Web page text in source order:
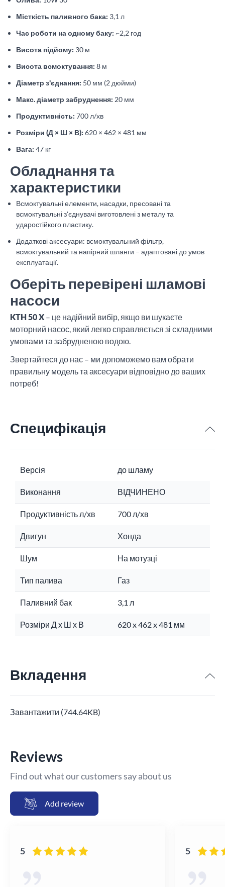
Місткість паливного бака: 3,1 л
Час роботи на одному баку: ~2,2 год
Висота підйому: 30 м
Висота всмоктування: 8 м
Діаметр з'єднання: 50 мм (2 дюйми)
Макс. діаметр забруднення: 20 мм
Продуктивність: 700 л/хв
Розміри (Д × Ш × В): 620 × 462 × 481 мм
Вага: 47 кг
Обладнання та
характеристики
Всмоктувальні елементи, насадки, пресовані та
всмоктувальні з'єднувачі виготовлені з металу та
ударостійкого пластику.
Додаткові аксесуари: всмоктувальний фільтр,
всмоктувальний та напірний шланги – адаптовані до умов
експлуатації.
Оберіть перевірені шламові
насоси
KTH 50 X – це надійний вибір, якщо ви шукаєте
моторний насос, який легко справляється зі складними
умовами та забрудненою водою.
Звертайтеся до нас – ми допоможемо вам обрати
правильну модель та аксесуари відповідно до ваших
потреб!
Специфікація
Версія до шламу
Виконання ВІДЧИНЕНО
Продуктивність л/хв 700 л/хв
Двигун Хонда
Шум На мотузці
Тип палива Газ
Паливний бак 3,1 л
Розміри Д х Ш х В 620 x 462 x 481 мм
Вкладення
Завантажити (744.64KB)
Reviews
Find out what our customers say about us
Add review
5 5